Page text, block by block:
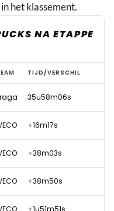
het klassement.
NA ETAPPE
TIJD/VERSCHIL
35u58m06s
+16m17s
+38m03s
+38m50s